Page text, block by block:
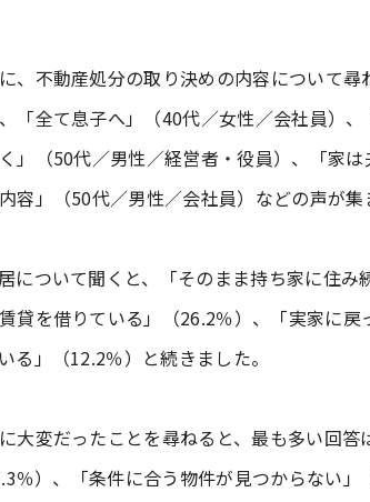
、不動産処分の取り決めの内容について
「全て息子へ」（40代／女性／会社員）
」（50代／男性／経営者・役員）、「家
容」（50代／男性／会社員）などの声が集
について聞くと、「そのまま持ち家に住
貸を借りている」（26.2％）、「実家に
る」（12.2％）と続きました。
大変だったことを尋ねると、最も多い回答
％）、「条件に合う物件が見つからない